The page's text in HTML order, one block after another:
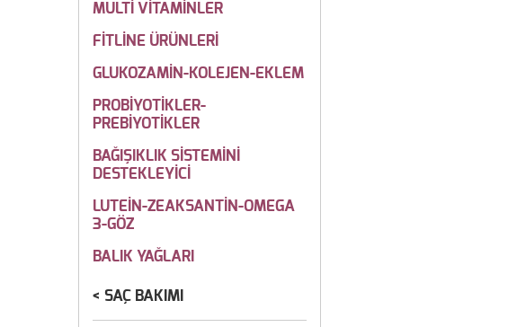
MULTİ VİTAMİNLER
FİTLİNE ÜRÜNLERİ
GLUKOZAMİN-KOLEJEN-EKLEM
PROBİYOTİKLER-
PREBİYOTİKLER
BAĞIŞIKLIK SİSTEMİNİ
DESTEKLEYİCİ
LUTEİN-ZEAKSANTİN-OMEGA
3-GÖZ
BALIK YAĞLARI
SAÇ BAKIMI